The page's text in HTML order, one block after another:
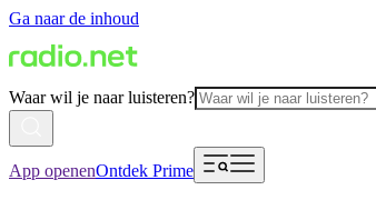
Ga naar de inhoud
Waar wil je naar luisteren?
App openenOntdek Prime